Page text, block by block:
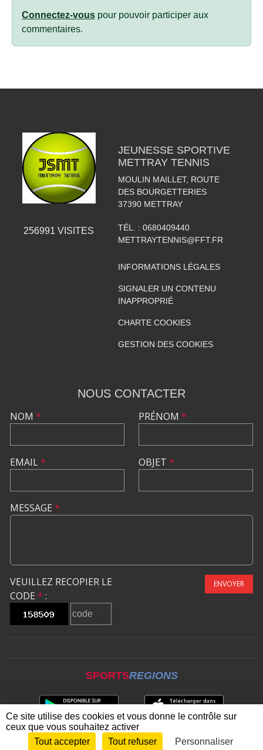
Connectez-vous pour pouvoir participer aux
commentaires.
256991 VISITES
JEUNESSE SPORTIVE
METTRAY TENNIS
MOULIN MAILLET, ROUTE
DES BOURGETTERIES
37390 METTRAY
TÉL. : 0680409440
METTRAYTENNIS@FFT.FR
INFORMATIONS LÉGALES
SIGNALER UN CONTENU
INAPPROPRIÉ
CHARTE COOKIES
GESTION DES COOKIES
NOUS CONTACTER
NOM *
EMAIL*
PRÉNOM *
OBJET *
MESSAGE *
VEUILLEZ RECOPIER LE
CODE * :
ENVOYER
SPORTSREGIONS
Envie de participer ? CONNEXION
Ce site utilise des cookies et vous donne le contrôle sur
ceux que vous souhaitez activer
Tout accepter
Tout refuser Personnaliser